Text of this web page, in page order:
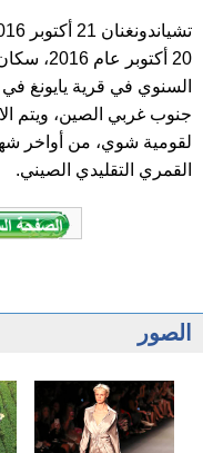
20
السنوي في قرية يايونغ
جنوب غربي الصين، ويتم
لقومية شوي، من أواخر
القمري التقليدي الصيني.
الصور